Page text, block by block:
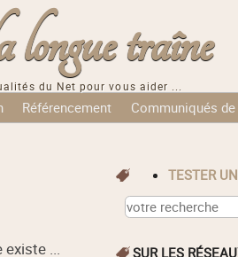
traîne
du Net pour vous aider ...
Référencement Communiqués
...
TESTER
SUR LES